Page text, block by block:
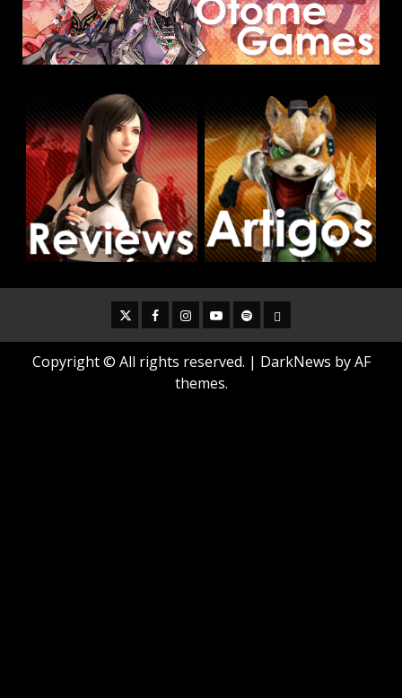
TwitterFacebook
Instagram
YoutubeSpotifyCookie
Copyright © All rights reserved. | DarkNews by AF
themes.